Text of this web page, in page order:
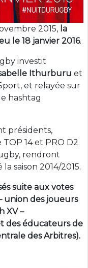
2015, la
le 18 janvier 2016.
investit
Ithurburu et
et relayée sur
hashtag
présidents,
14 et PRO D2
rendront
saison 2014/2015.
suite aux votes
union des joueurs
XV –
des éducateurs de
des Arbitres).